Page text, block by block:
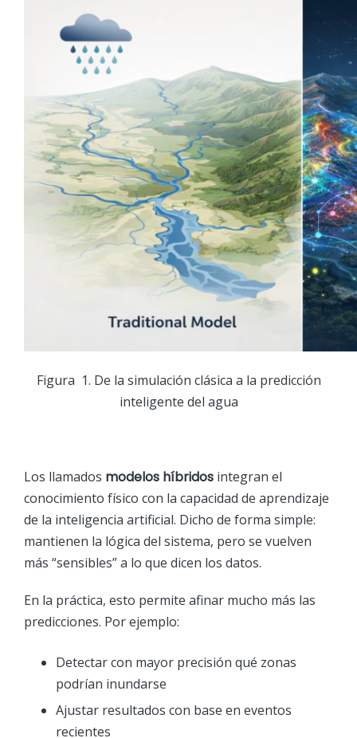
Figura 1. De la simulación clásica a la predicción
inteligente del agua
Los llamados modelos híbridos integran el
conocimiento físico con la capacidad de aprendizaje
de la inteligencia artificial. Dicho de forma simple:
mantienen la lógica del sistema, pero se vuelven
más “sensibles” a lo que dicen los datos.
En la práctica, esto permite afinar mucho más las
predicciones. Por ejemplo:
Detectar con mayor precisión qué zonas
podrían inundarse
Ajustar resultados con base en eventos
recientes